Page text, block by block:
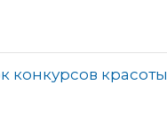
конкурсов красоты